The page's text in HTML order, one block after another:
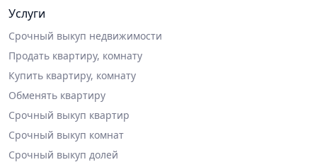
Услуги
Срочный выкуп недвижимости
Продать квартиру, комнату
Купить квартиру, комнату
Обменять квартиру
Срочный выкуп квартир
Срочный выкуп комнат
Срочный выкуп долей